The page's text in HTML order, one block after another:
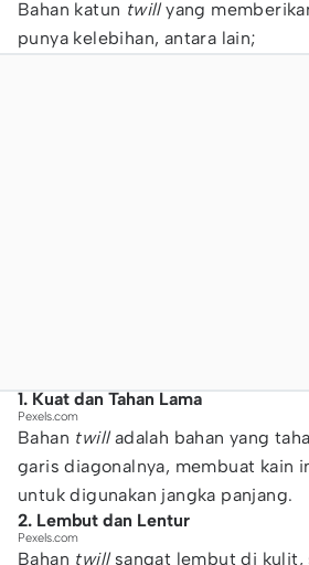
Bahan katun twillyang
punya kelebihan, antara lain;
1. Kuat dan Tahan Lama
Pexels.com
Bahan twilladalah bahan yang
garis diagonalnya, membuat kain
untuk digunakan jangka panjang.
2. Lembut dan Lentur
Pexels.com
Bahan twill sangat lembut di kulit,